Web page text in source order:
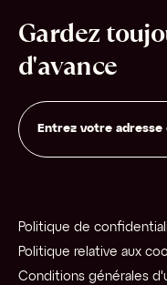
Gardez
d'avance
Politique de
Politique relative aux
Conditions générales